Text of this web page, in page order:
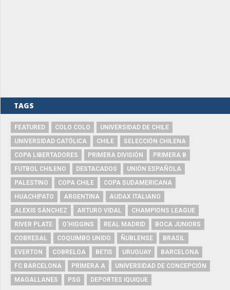
TAGS
FEATURED COLO COLO
UNIVERSIDAD DE CHILE
UNIVERSIDAD CATÓLICA
CHILE
SELECCIÓN CHILENA
COPA LIBERTADORES
PRIMERA DIVISIÓN
PRIMERA B
FUTBOL CHILENO
DESTACADOS
UNIÓN ESPAÑOLA
PALESTINO
COPA CHILE
COPA SUDAMERICANA
HUACHIPATO
ARGENTINA
AUDAX ITALIANO
ALEXIS SÁNCHEZ
ARTURO VIDAL
CHAMPIONS LEAGUE
RIVER PLATE
O'HIGGINS REAL MADRID
BOCA JUNIORS
COBRESAL
COQUIMBO UNIDO ÑUBLENSE
BRASIL
EVERTON
COBRELOA BETIS URUGUAY
BARCELONA
FC BARCELONA
PRIMERA A
UNIVERSIDAD DE CONCEPCIÓN
MAGALLANES
PSG DEPORTES IQUIQUE